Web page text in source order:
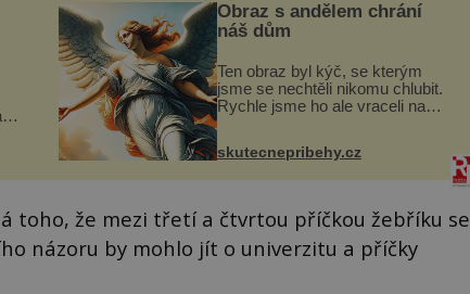
Obraz s andělem chrání
náš dům
Ten obraz byl kýč, se kterým
jsme se nechtěli nikomu chlubit.
Rychle jsme ho ale vraceli na
domek na severu Čech, kde
skutecnepribehy.cz
toho, že mezi třetí a čtvrtou příčkou žebříku se
názoru by mohlo jít o univerzitu a příčky